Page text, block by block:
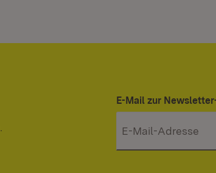
E-Mail zur